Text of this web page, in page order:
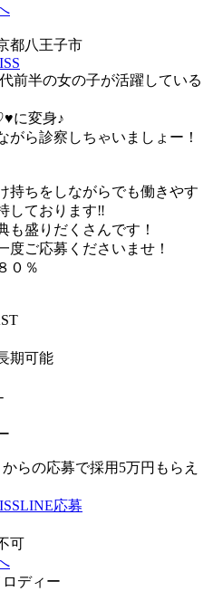
都八王子市
前半の女の子が活躍している
に変身♪
がら診察しちゃいましょー！
持ちをしながらでも働きやす
しております‼
も盛りだくさんです！
度ご応募くださいませ！
期可能
ディー